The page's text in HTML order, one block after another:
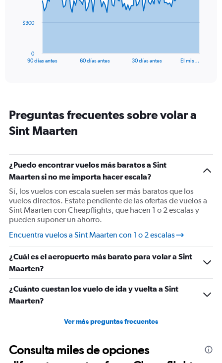
The
categories.
The
chart
1
Y
axis
displaying
values.
Range:
0
to
90 días antes 60 días antes 30 días antes El mis…
0
$300
Preguntas frecuentes sobre volar a
Sint Maarten
¿Puedo encontrar vuelos más baratos a Sint
Maarten si no me importa hacer escala?
Sí, los vuelos con escala suelen ser más baratos que los
vuelos directos. Estate pendiente de las ofertas de vuelos a
Sint Maarten con Cheapflights, que hacen 1 o 2 escalas y
pueden suponer un ahorro.
Encuentra vuelos a Sint Maarten con 1 o 2 escalas
¿Cuál es el aeropuerto más barato para volar a Sint
Maarten?
¿Cuánto cuestan los vuelo de ida y vuelta a Sint
Maarten?
Ver más preguntas frecuentes
Consulta miles de opciones